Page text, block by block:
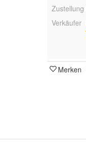
Zustellung
Verkäufer
Merken